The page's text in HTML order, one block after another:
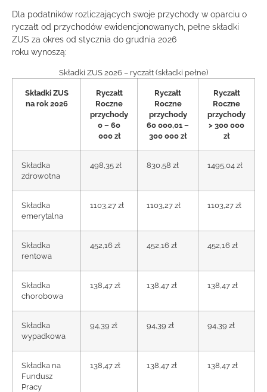
Dla podatników rozliczających swoje przychody w oparciu o
ryczałt od przychodów ewidencjonowanych, pełne składki
ZUS za okres od stycznia do grudnia 2026
roku wynoszą:
Składki ZUS 2026 – ryczałt (składki pełne)
Składki ZUS
na rok 2026
Ryczałt
Roczne
przychody
0 – 60
000 zł
Ryczałt
Roczne
przychody
60 000,01 –
300 000 zł
Ryczałt
Roczne
przychody
> 300 000
zł
Składka
zdrowotna
498,35 zł 830,58 zł 1495,04 zł
Składka
emerytalna
1103,27 zł 1103,27 zł 1103,27 zł
Składka
rentowa
452,16 zł 452,16 zł 452,16 zł
Składka
chorobowa
138,47 zł 138,47 zł 138,47 zł
Składka
wypadkowa
94,39 zł 94,39 zł 94,39 zł
Składka na
Fundusz
Pracy
138,47 zł 138,47 zł 138,47 zł